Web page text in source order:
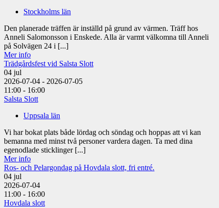
Stockholms län
Den planerade träffen är inställd på grund av värmen. Träff hos
Anneli Salomonsson i Enskede. Alla är varmt välkomna till Anneli
på Solvägen 24 i [...]
Mer info
Trädgårdsfest vid Salsta Slott
04 jul
2026-07-04 - 2026-07-05
11:00 - 16:00
Salsta Slott
Uppsala län
Vi har bokat plats både lördag och söndag och hoppas att vi kan
bemanna med minst två personer vardera dagen. Ta med dina
egenodlade sticklinger [...]
Mer info
Ros- och Pelargondag på Hovdala slott, fri entré.
04 jul
2026-07-04
11:00 - 16:00
Hovdala slott